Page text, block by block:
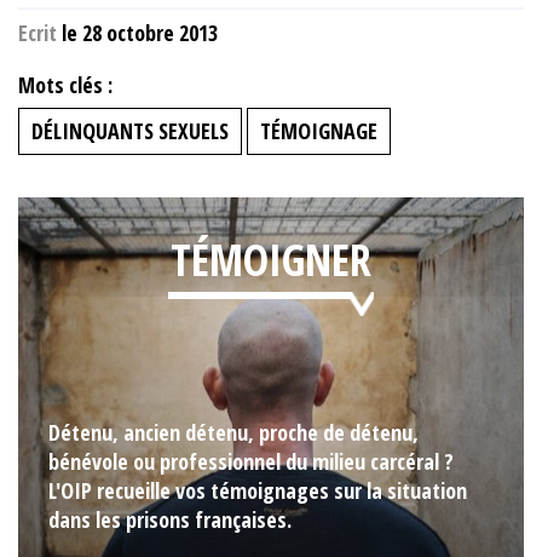
Ecrit le 28 octobre 2013
Mots clés :
DÉLINQUANTS SEXUELS
TÉMOIGNAGE
TÉMOIGNER
Détenu, ancien détenu, proche de détenu,
bénévole ou professionnel du milieu carcéral ?
L'OIP recueille vos témoignages sur la situation
dans les prisons françaises.